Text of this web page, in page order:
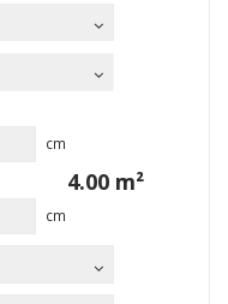
cm
cm
4.00 m²